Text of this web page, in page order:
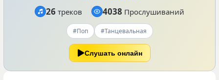
#Поп #Танцевальная
26 треков 4038 Прослушиваний
Слушать онлайн